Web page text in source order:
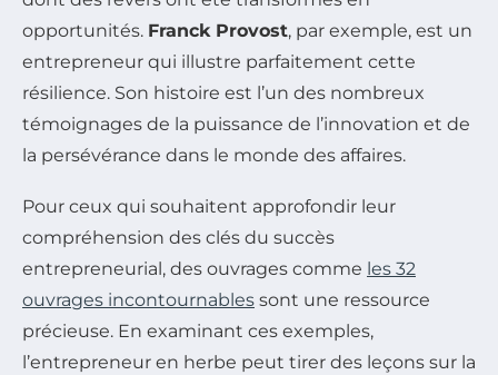
opportunités. Franck Provost, par exemple, est un
entrepreneur qui illustre parfaitement cette
résilience. Son histoire est l’un des nombreux
témoignages de la puissance de l’innovation et de
la persévérance dans le monde des affaires.
Pour ceux qui souhaitent approfondir leur
compréhension des clés du succès
entrepreneurial, des ouvrages comme les 32
ouvrages incontournables sont une ressource
précieuse. En examinant ces exemples,
l’entrepreneur en herbe peut tirer des leçons sur la